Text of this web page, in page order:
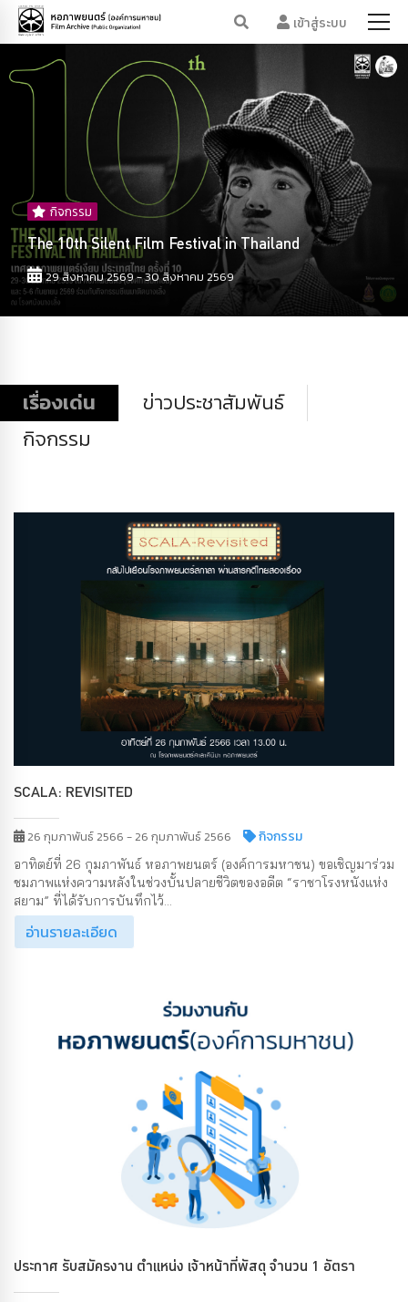
เข้าสู่ระบบ
กิจกรรม
Cinematic Nangloeng เอลวิสรำลึก
15 สิงหาคม 2569 - 16 สิงหาคม 2569
เรื่องเด่น
ข่าวประชาสัมพันธ์
กิจกรรม
SCALA: REVISITED
26 กุมภาพันธ์ 2566 - 26 กุมภาพันธ์ 2566 กิจกรรม
อาทิตย์ที่ 26 กุมภาพันธ์ หอภาพยนตร์ (องค์การมหาชน) ขอเชิญมาร่วม
ชมภาพแห่งความหลังในช่วงบั้นปลายชีวิตของอดีต “ราชาโรงหนังแห่ง
สยาม” ที่ได้รับการบันทึกไว้...
อ่านรายละเอียด
ประกาศ รับสมัครงาน ตำแหน่ง เจ้าหน้าที่พัสดุ จำนวน 1 อัตรา